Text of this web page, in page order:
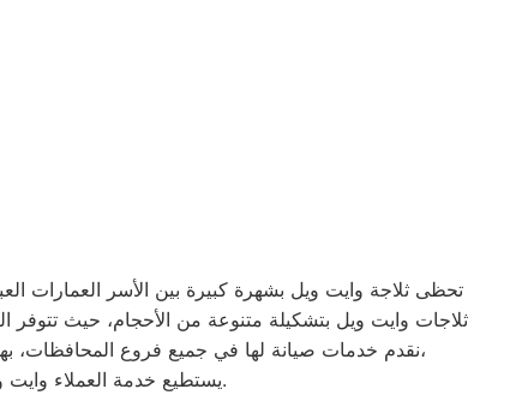
تحظى ثلاجة وايت ويل بشهرة كبيرة بين الأسر العمارات
نقدم خدمات صيانة لها في جميع فروع المحافظات، بهدف توفير الأقرب إليك في جميع الأوقات. نظراً لتوفر الخدمة الفنية لصيانة ثلاجات وايت ويل في منطقة عمارات العبور بأكثر من رقم،
يستطيع خدمة العملاء وايت ويل التواصل معنا عبر الأرقام التالية: 01220261030 – 02357100080 – 0235699066 – 01010916814.